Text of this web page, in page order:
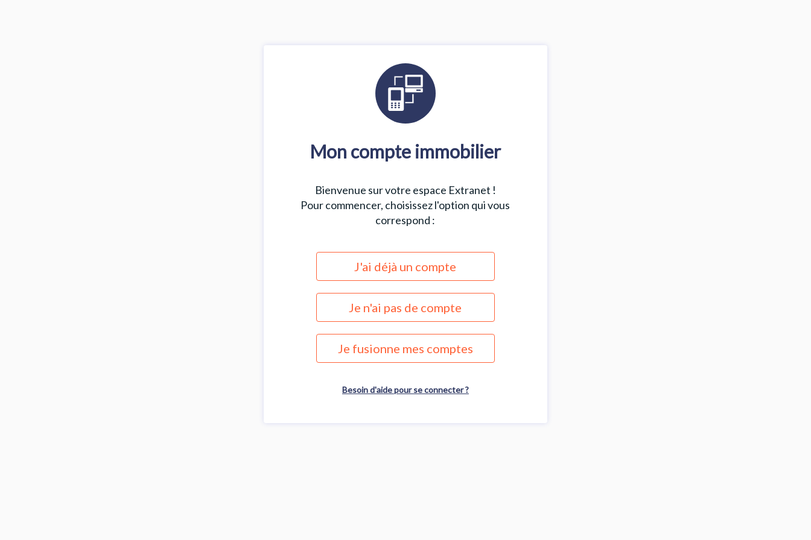
Mon compte immobilier
Bienvenue sur votre espace Extranet !
Pour commencer, choisissez l'option qui vous
correspond :
J'ai déjà un compte
Je n'ai pas de compte
Je fusionne mes comptes
Besoin d'aide pour se connecter ?